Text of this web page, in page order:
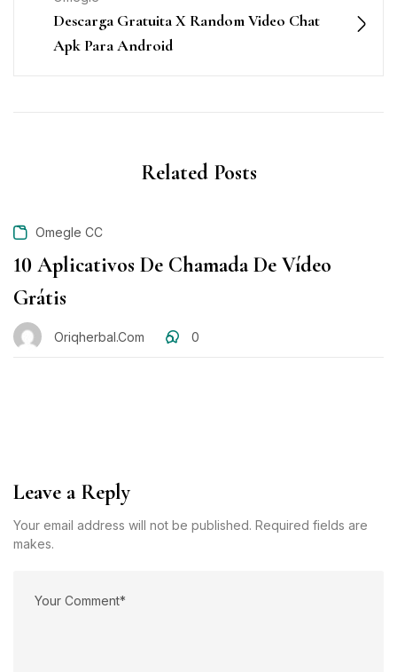
Descarga Gratuita X Random Video Chat
Apk Para Android
Related Posts
Omegle CC
10 Aplicativos De Chamada De Vídeo
Grátis
Oriqherbal.com 0
Leave a Reply
Your email address will not be published. Required fields are
makes.